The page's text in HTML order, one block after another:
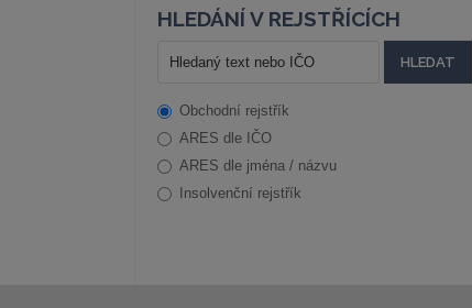
HLEDÁNÍ V REJSTŘÍCÍCH
Obchodní rejstřík
ARES dle IČO
ARES dle jména / názvu
Insolvenční rejstřík